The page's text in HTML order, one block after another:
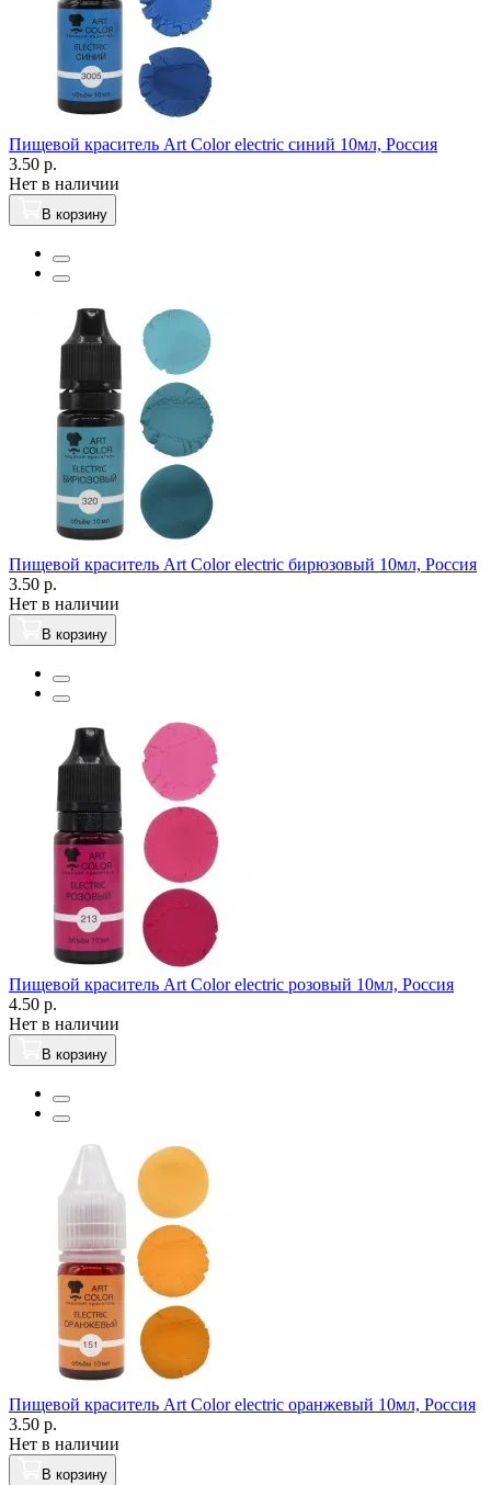
Пищевой краситель Art Color electric синий 10мл, Россия
3.50 р.
Нет в наличии
В корзину
Пищевой краситель Art Color electric бирюзовый 10мл, Россия
3.50 р.
Нет в наличии
В корзину
Пищевой краситель Art Color electric розовый 10мл, Россия
4.50 р.
Нет в наличии
В корзину
Пищевой краситель Art Color electric оранжевый 10мл, Россия
3.50 р.
Нет в наличии
В корзину